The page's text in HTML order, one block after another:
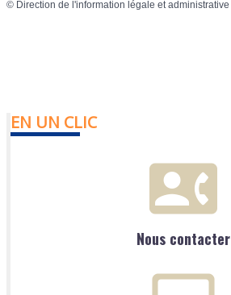
© Direction de l'information légale et administrative
EN UN CLIC
Nous contacter